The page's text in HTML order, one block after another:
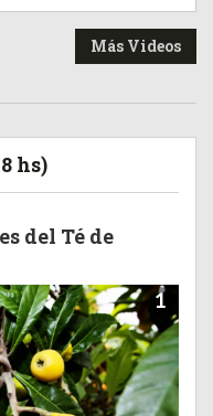
Más Videos
hs)
del Té de
1